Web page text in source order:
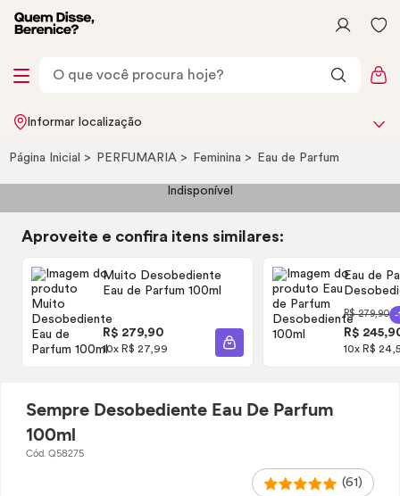
Informar localização
Página Inicial PERFUMARIA Feminina Eau de Parfum
Indisponível
Aproveite e confira itens similares:
Muito Desobediente
Eau de Parfum 100ml
R$ 279,90
10x R$ 27,99 ADICIONAR À SACOLA
Eau de
R$ 279,90 -
R$
10x R$
Sempre Desobediente Eau De Parfum
100ml
Cód. Q58275
(61)